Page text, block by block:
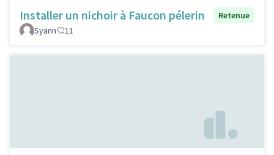
Installer un nichoir à Faucon pélerin
Retenue
Syann
11